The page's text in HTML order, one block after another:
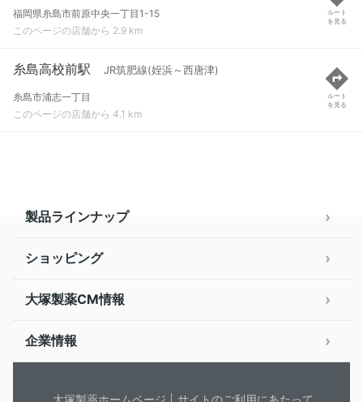
福岡県糸島市前原中央一丁目1-15
このページの店舗から 2.9 km
ルート
を見る
糸島高校前駅 JR筑肥線(姪浜～西唐津)
糸島市浦志一丁目
このページの店舗から 4.1 km
ルート
を見る
製品ラインナップ
ショッピング
大塚製薬CM情報
企業情報